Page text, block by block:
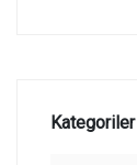
Kategoriler